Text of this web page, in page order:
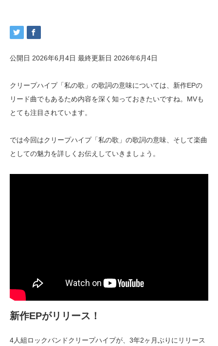
公開日 2026年6月4日 最終更新日 2026年6月4日
クリープハイプ「私の歌」の歌詞の意味については、新作EPの
リード曲でもあるため内容を深く知っておきたいですね。MVも
とても注目されています。
では今回はクリープハイプ「私の歌」の歌詞の意味、そして楽曲
としての魅力を詳しくお伝えしていきましょう。
新作EPがリリース！
4人組ロックバンドクリープハイプが、3年2ヶ月ぶりにリリース